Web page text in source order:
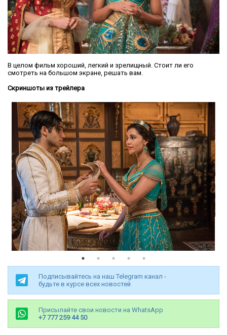
В целом фильм хороший, легкий и зрелищный. Стоит ли его
смотреть на большом экране, решать вам.
Скриншоты из трейлера
Подписывайтесь на наш Telegram канал -
будьте в курсе всех новостей
Присылайте свои новости на WhatsApp
+7 777 259 44 50